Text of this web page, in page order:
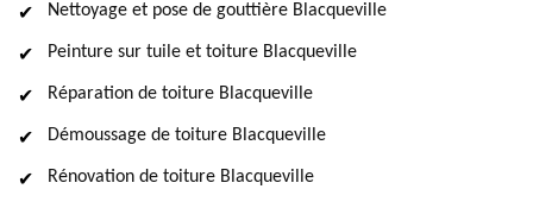
Nettoyage et pose de gouttière Blacqueville
Peinture sur tuile et toiture Blacqueville
Réparation de toiture Blacqueville
Démoussage de toiture Blacqueville
Rénovation de toiture Blacqueville